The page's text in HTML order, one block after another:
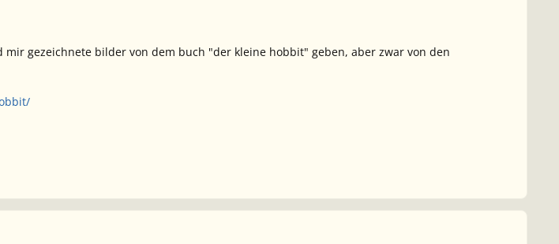
gezeichnete bilder von dem buch "der kleine hobbit" geben, aber zwar von den